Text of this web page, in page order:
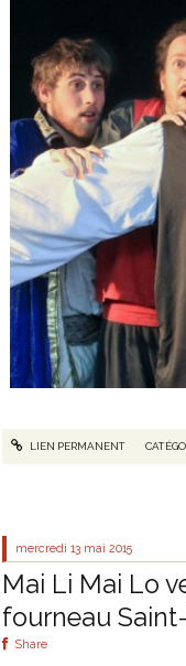
LIEN PERMANENT
mercredi 13 mai 2015
Mai Li Mai Lo
fourneau
Share